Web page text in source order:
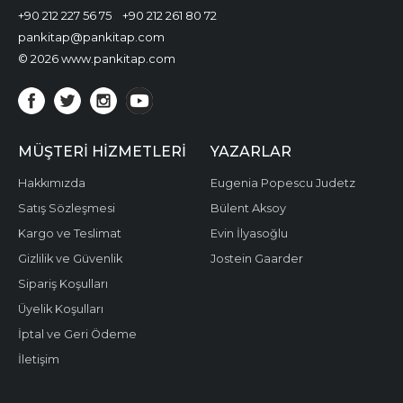
+90 212 227 56 75
+90 212 261 80 72
pankitap@pankitap.com
© 2026 www.pankitap.com
MÜŞTERI HIZMETLERI
Hakkımızda
Satış Sözleşmesi
Kargo ve Teslimat
Gizlilik ve Güvenlik
Sipariş Koşulları
Üyelik Koşulları
İptal ve Geri Ödeme
İletişim
YAZARLAR
Eugenia Popescu Judetz
Bülent Aksoy
Evin İlyasoğlu
Jostein Gaarder